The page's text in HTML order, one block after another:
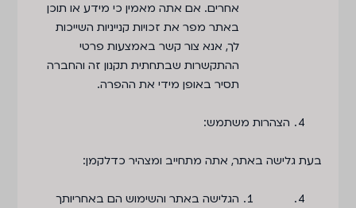
אחרים. אם אתה מאמין כי מידע או תוכן
באתר מפר את זכויות קנייניות השייכות
לך, אנא צור קשר באמצעות פרטי
ההתקשרות שבתחתית תקנון זה והחברה
תסיר באופן מידי את ההפרה.
הצהרות משתמש:
בעת גלישה באתר, אתה מתחייב ומצהיר כדלקמן:
הגלישה באתר והשימוש הם באחריותך